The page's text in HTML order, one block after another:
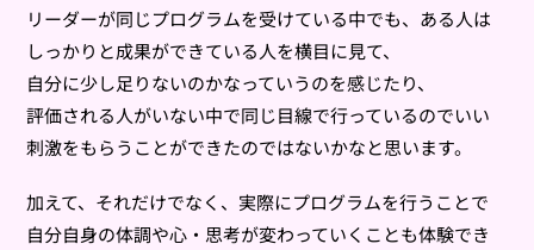
リーダーが同じプログラムを受けている中でも、ある人は
しっかりと成果ができている人を横目に見て、
自分に少し足りないのかなっていうのを感じたり、
評価される人がいない中で同じ目線で行っているのでいい
刺激をもらうことができたのではないかなと思います。
加えて、それだけでなく、実際にプログラムを行うことで
自分自身の体調や心・思考が変わっていくことも体験でき